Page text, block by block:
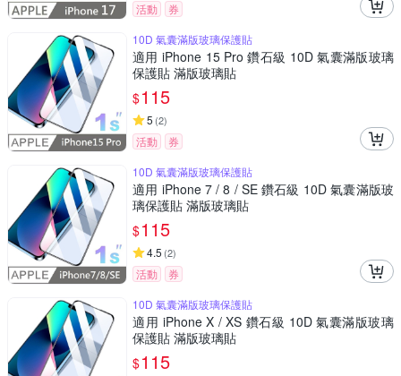
活動
券
10D 氣囊滿版玻璃保護貼
適用 iPhone 15 Pro 鑽石級 10D 氣囊滿版玻璃
保護貼 滿版玻璃貼
$115
5 (2)
活動
券
10D 氣囊滿版玻璃保護貼
適用 iPhone 7 / 8 / SE 鑽石級 10D 氣囊滿版玻
璃保護貼 滿版玻璃貼
$115
4.5 (2)
活動
券
10D 氣囊滿版玻璃保護貼
適用 iPhone X / XS 鑽石級 10D 氣囊滿版玻璃
保護貼 滿版玻璃貼
$115